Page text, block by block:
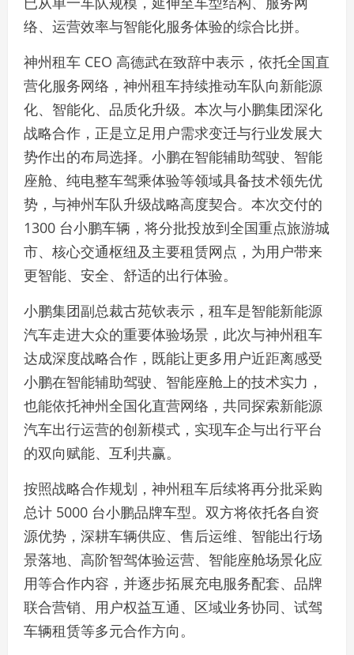
络、运营效率与智能化服务体验的综合比拼。
神州租车 CEO 高德武在致辞中表示，依托全国直
营化服务网络，神州租车持续推动车队向新能源
化、智能化、品质化升级。本次与小鹏集团深化
战略合作，正是立足用户需求变迁与行业发展大
势作出的布局选择。小鹏在智能辅助驾驶、智能
座舱、纯电整车驾乘体验等领域具备技术领先优
势，与神州车队升级战略高度契合。本次交付的
1300 台小鹏车辆，将分批投放到全国重点旅游城
市、核心交通枢纽及主要租赁网点，为用户带来
更智能、安全、舒适的出行体验。
小鹏集团副总裁古苑钦表示，租车是智能新能源
汽车走进大众的重要体验场景，此次与神州租车
达成深度战略合作，既能让更多用户近距离感受
小鹏在智能辅助驾驶、智能座舱上的技术实力，
也能依托神州全国化直营网络，共同探索新能源
汽车出行运营的创新模式，实现车企与出行平台
的双向赋能、互利共赢。
按照战略合作规划，神州租车后续将再分批采购
总计 5000 台小鹏品牌车型。双方将依托各自资
源优势，深耕车辆供应、售后运维、智能出行场
景落地、高阶智驾体验运营、智能座舱场景化应
用等合作内容，并逐步拓展充电服务配套、品牌
联合营销、用户权益互通、区域业务协同、试驾
车辆租赁等多元合作方向。